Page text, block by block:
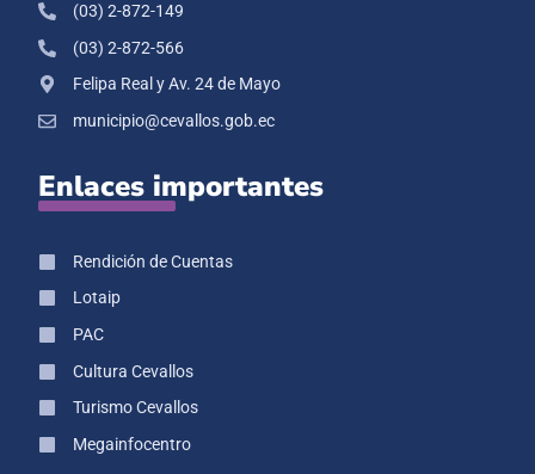
(03) 2-872-149
(03) 2-872-566
Felipa Real y Av. 24 de Mayo
municipio@cevallos.gob.ec
Enlaces importantes
Rendición de Cuentas
Lotaip
PAC
Cultura Cevallos
Turismo Cevallos
Megainfocentro